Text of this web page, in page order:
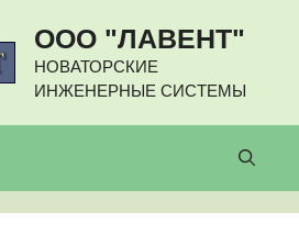
ООО "ЛАВЕНТ"
НОВАТОРСКИЕ
ИНЖЕНЕРНЫЕ СИСТЕМЫ